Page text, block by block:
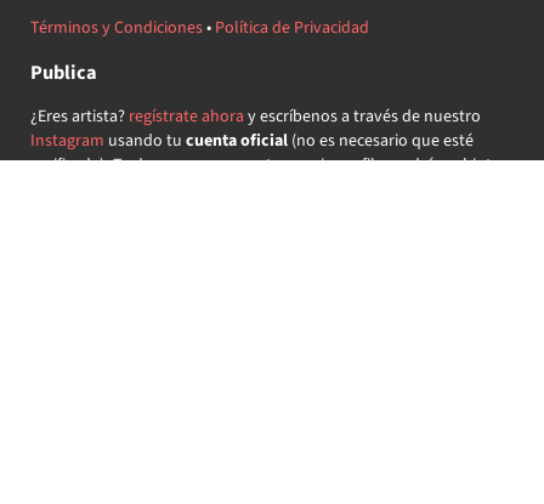
Términos y Condiciones• Política de Privacidad
Publica
¿Eres artista? regístrate ahora y escríbenos a través de nuestro
Instagram usando tu cuenta oficial(no es necesario que esté
verificada) ¡Te daremos acceso a tu propio perfil y podrás subir tus